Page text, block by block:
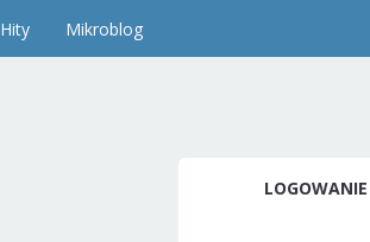
Hity Mikroblog
LOGOWANIE